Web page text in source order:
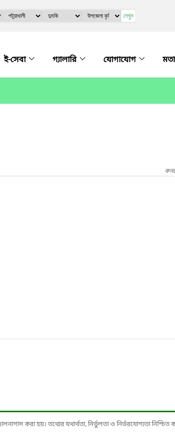
দেখুন
ই-সেবা গ্যালারি যোগাযোগ
করা হয়। তথ্যের যথার্থতা, নির্ভুলতা ও নির্ভরযোগ্যতা নিশ্চিত